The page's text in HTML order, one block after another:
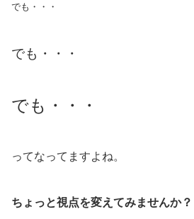
でも・・・
でも・・・
でも・・・
ってなってますよね。
ちょっと視点を変えてみませんか？